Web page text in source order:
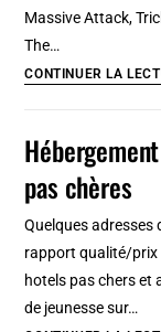
Massive Attack,
The…
CONTINUER LA
pas chères
Quelques adresses
rapport qualité/prix
hotels pas chers et
de jeunesse sur…